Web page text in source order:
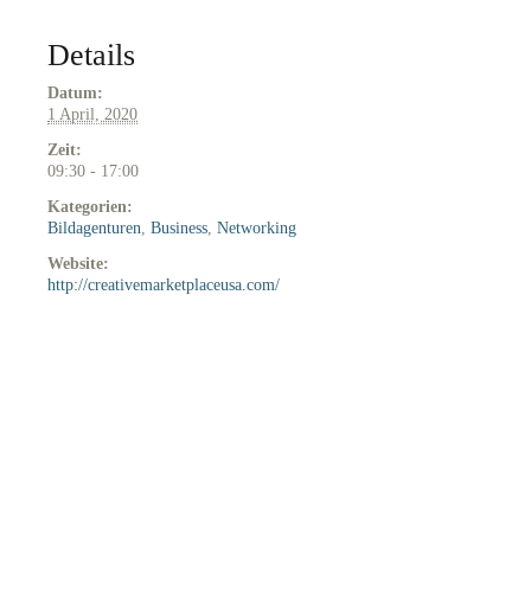
Details
Datum:
1 April, 2020
Zeit:
09:30 - 17:00
Kategorien:
Bildagenturen, Business, Networking
Website:
http://creativemarketplaceusa.com/